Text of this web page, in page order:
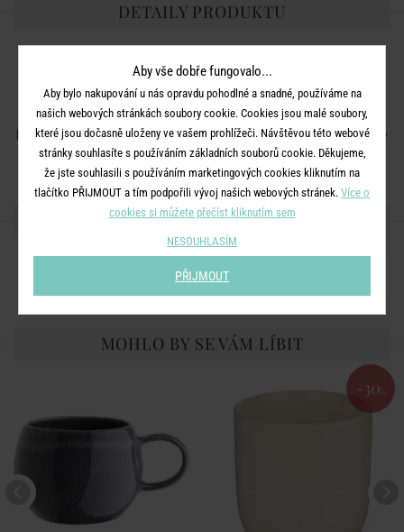
DETAILY PRODUKTU
Objem:400 ml
Materiál:porcelán
Další informace:Vhodné do mikrovlnné trouby. Lze mýt v myčce
nádobí.
SDÍLEJTE S PŘÁTELI
MOHLO BY SE VÁM LÍBIT
-30 %
Aby vše dobře fungovalo...
Aby bylo nakupování u nás opravdu pohodlné a snadné, používáme na
našich webových stránkách soubory cookie. Cookies jsou malé soubory,
které jsou dočasně uloženy ve vašem prohlížeči. Návštěvou této webové
stránky souhlasíte s používáním základních souborů cookie. Děkujeme,
že jste souhlasili s používáním marketingových cookies kliknutím na
tlačítko PŘIJMOUT a tím podpořili vývoj našich webových stránek. Více o
cookies si můžete přečíst kliknutím sem
NESOUHLASÍM
PŘIJMOUT